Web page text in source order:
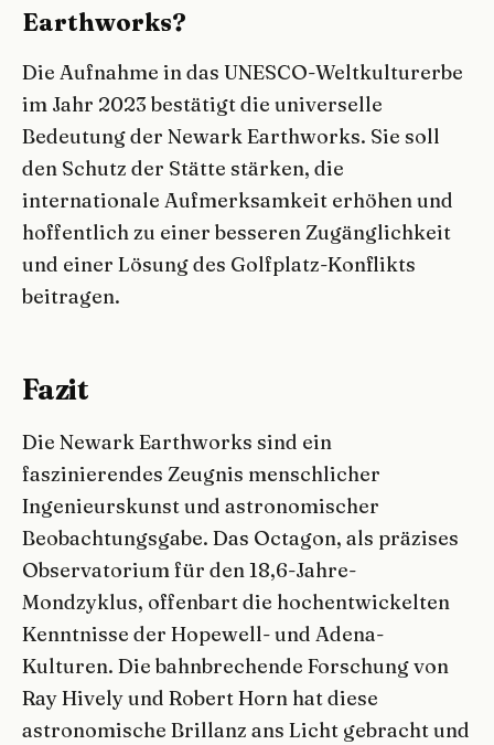
Earthworks?
Die Aufnahme in das UNESCO-Weltkulturerbe
im Jahr 2023 bestätigt die universelle
Bedeutung der Newark Earthworks. Sie soll
den Schutz der Stätte stärken, die
internationale Aufmerksamkeit erhöhen und
hoffentlich zu einer besseren Zugänglichkeit
und einer Lösung des Golfplatz-Konflikts
beitragen.
Fazit
Die Newark Earthworks sind ein
faszinierendes Zeugnis menschlicher
Ingenieurskunst und astronomischer
Beobachtungsgabe. Das Octagon, als präzises
Observatorium für den 18,6-Jahre-
Mondzyklus, offenbart die hochentwickelten
Kenntnisse der Hopewell- und Adena-
Kulturen. Die bahnbrechende Forschung von
Ray Hively und Robert Horn hat diese
astronomische Brillanz ans Licht gebracht und